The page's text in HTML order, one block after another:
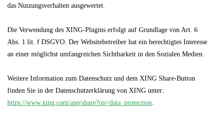
das Nutzungsverhalten ausgewertet.
Die Verwendung des XING-Plugins erfolgt auf Grundlage von Art. 6
Abs. 1 lit. f DSGVO. Der Websitebetreiber hat ein berechtigtes Interesse
an einer möglichst umfangreichen Sichtbarkeit in den Sozialen Medien.
Weitere Information zum Datenschutz und dem XING Share-Button
finden Sie in der Datenschutzerklärung von XING unter:
https://www.xing.com/app/share?op=data_protection.